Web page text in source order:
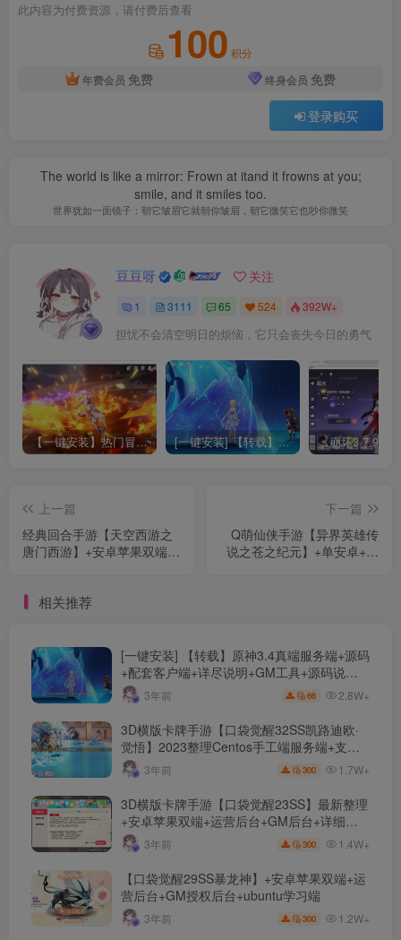
此内容为付费资源，请付费后查看
100 积分
年费会员 免费 终身会员 免费
登录购买
The world is like a mirror: Frown at itand it frowns at you;
smile, and it smiles too.
世界犹如一面镜子：朝它皱眉它就朝你皱眉，朝它微笑它也吵你微笑
豆豆呀 关注
1 3111 65 524 392W+
担忧不会清空明日的烦恼，它只会丧失今日的勇气
【一键安装】热门冒险策略类游戏崩坏：星穹铁道全新2.3版本一键端+一键代理+一键启动+免虚拟机 [一键安装] 【转载】原神3.4真端服务端+源码+配套客户端+详尽说明+GM工具+源码说明文件
上一篇
经典回合手游【天空西游之
唐门西游】+安卓苹果双端
下一篇
Q萌仙侠手游【异界英雄传
说之苍之纪元】+单安卓+新
相关推荐
[一键安装] 【转载】原神3.4真端服务端+源码
+配套客户端+详尽说明+GM工具+源码说明
文件3年前 66 2.8W+
3D横版卡牌手游【口袋觉醒32SS凯路迪欧·
觉悟】2023整理Centos手工端服务端+支付
对接+安卓苹果双端+运营后台+GM授权后台
+代理后台
3年前 300 1.7W+
3D横版卡牌手游【口袋觉醒23SS】最新整理
+安卓苹果双端+运营后台+GM后台+详细搭
建教程3年前 300 1.4W+
【口袋觉醒29SS暴龙神】+安卓苹果双端+运
营后台+GM授权后台+ubuntu学习端
3年前 300 1.2W+